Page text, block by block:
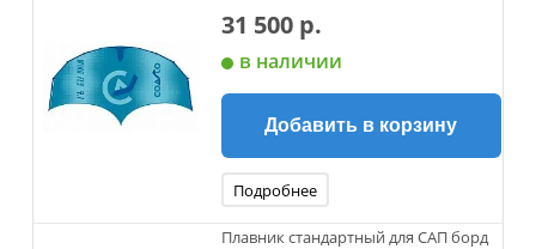
31 500 р.
в наличии
Добавить в корзину
Подробнее
Плавник стандартный для САП борд